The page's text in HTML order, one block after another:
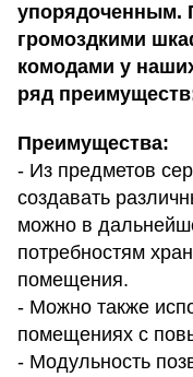
упорядоченным.
громоздкими
комодами у
ряд
Преимущества:
- Из предметов
создавать
можно в
потребностям
помещения.
- Можно также
помещениях с
- Модульность